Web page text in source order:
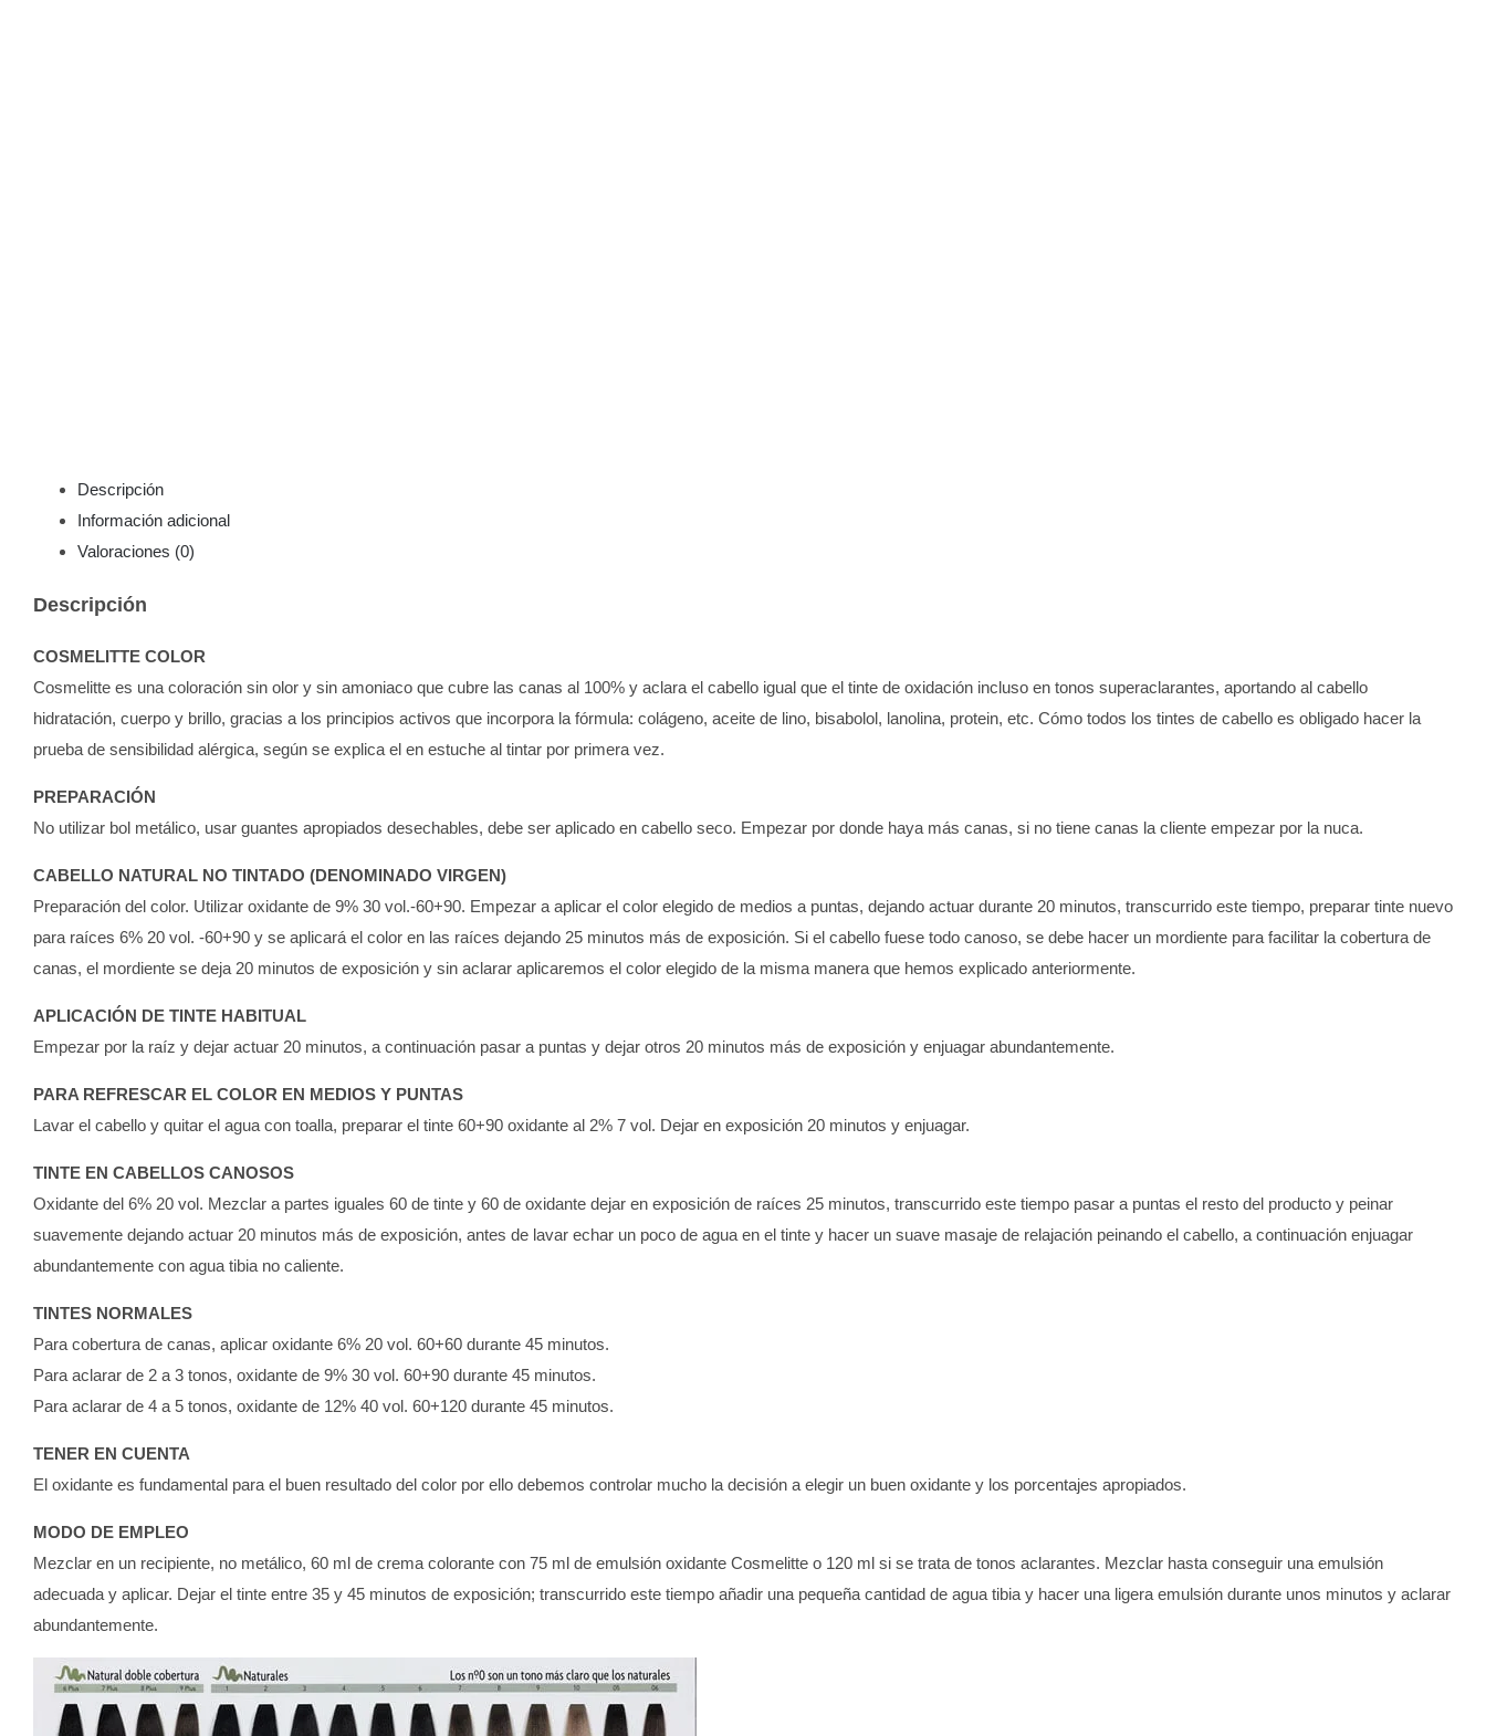
Descripción
Información adicional
Valoraciones (0)
Descripción
COSMELITTE COLOR
Cosmelitte es una coloración sin olor y sin amoniaco que cubre las canas al 100% y aclara el cabello igual que el tinte de oxidación incluso en tonos superaclarantes, aportando al cabello
hidratación, cuerpo y brillo, gracias a los principios activos que incorpora la fórmula: colágeno, aceite de lino, bisabolol, lanolina, protein, etc. Cómo todos los tintes de cabello es obligado hacer la
prueba de sensibilidad alérgica, según se explica el en estuche al tintar por primera vez.
PREPARACIÓN
No utilizar bol metálico, usar guantes apropiados desechables, debe ser aplicado en cabello seco. Empezar por donde haya más canas, si no tiene canas la cliente empezar por la nuca.
CABELLO NATURAL NO TINTADO (DENOMINADO VIRGEN)
Preparación del color. Utilizar oxidante de 9% 30 vol.-60+90. Empezar a aplicar el color elegido de medios a puntas, dejando actuar durante 20 minutos, transcurrido este tiempo, preparar tinte nuevo
para raíces 6% 20 vol. -60+90 y se aplicará el color en las raíces dejando 25 minutos más de exposición. Si el cabello fuese todo canoso, se debe hacer un mordiente para facilitar la cobertura de
canas, el mordiente se deja 20 minutos de exposición y sin aclarar aplicaremos el color elegido de la misma manera que hemos explicado anteriormente.
APLICACIÓN DE TINTE HABITUAL
Empezar por la raíz y dejar actuar 20 minutos, a continuación pasar a puntas y dejar otros 20 minutos más de exposición y enjuagar abundantemente.
PARA REFRESCAR EL COLOR EN MEDIOS Y PUNTAS
Lavar el cabello y quitar el agua con toalla, preparar el tinte 60+90 oxidante al 2% 7 vol. Dejar en exposición 20 minutos y enjuagar.
TINTE EN CABELLOS CANOSOS
Oxidante del 6% 20 vol. Mezclar a partes iguales 60 de tinte y 60 de oxidante dejar en exposición de raíces 25 minutos, transcurrido este tiempo pasar a puntas el resto del producto y peinar
suavemente dejando actuar 20 minutos más de exposición, antes de lavar echar un poco de agua en el tinte y hacer un suave masaje de relajación peinando el cabello, a continuación enjuagar
abundantemente con agua tibia no caliente.
TINTES NORMALES
Para cobertura de canas, aplicar oxidante 6% 20 vol. 60+60 durante 45 minutos.
Para aclarar de 2 a 3 tonos, oxidante de 9% 30 vol. 60+90 durante 45 minutos.
Para aclarar de 4 a 5 tonos, oxidante de 12% 40 vol. 60+120 durante 45 minutos.
TENER EN CUENTA
El oxidante es fundamental para el buen resultado del color por ello debemos controlar mucho la decisión a elegir un buen oxidante y los porcentajes apropiados.
MODO DE EMPLEO
Mezclar en un recipiente, no metálico, 60 ml de crema colorante con 75 ml de emulsión oxidante Cosmelitte o 120 ml si se trata de tonos aclarantes. Mezclar hasta conseguir una emulsión
adecuada y aplicar. Dejar el tinte entre 35 y 45 minutos de exposición; transcurrido este tiempo añadir una pequeña cantidad de agua tibia y hacer una ligera emulsión durante unos minutos y aclarar
abundantemente.